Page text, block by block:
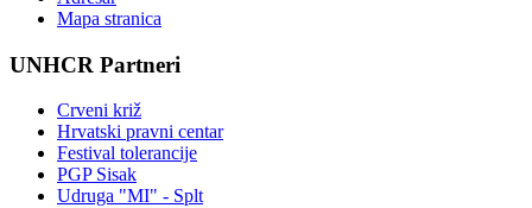
Mapa stranica
UNHCR Partneri
Crveni križ
Hrvatski pravni centar
Festival tolerancije
PGP Sisak
Udruga "MI" - Splt